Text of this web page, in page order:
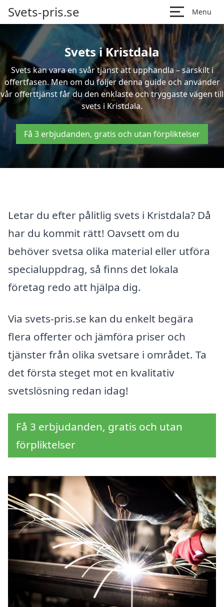
Svets-pris.se Menu
Svets i Kristdala
Svets kan vara en svår tjänst att upphandla – särskilt i
offertfasen. Men om du följer denna guide och använder
vår offerttjänst får du den enklaste och tryggaste vägen till
svets i Kristdala.
Få 3 erbjudanden, gratis och utan förpliktelser
Letar du efter pålitlig svets i Kristdala? Då
har du kommit rätt! Oavsett om du
behöver svetsa olika material eller utföra
specialuppdrag, så finns det lokala
företag redo att hjälpa dig.
Via svets-pris.se kan du enkelt begära
flera offerter och jämföra priser och
tjänster från olika svetsare i området. Ta
det första steget mot en kvalitativ
svetslösning redan idag!
Få 3 erbjudanden, gratis och utan
förpliktelser